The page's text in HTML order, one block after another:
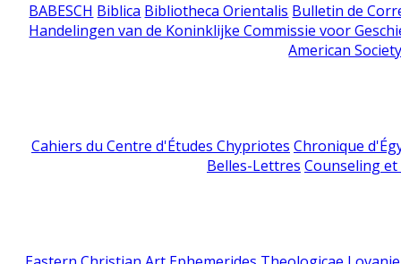
BABESCH Biblica Bibliotheca Orientalis Bulletin de
Handelingen van de Koninklijke Commissie voor
American
Cahiers du Centre d'Études Chypriotes Chronique
Belles-Lettres Counseling